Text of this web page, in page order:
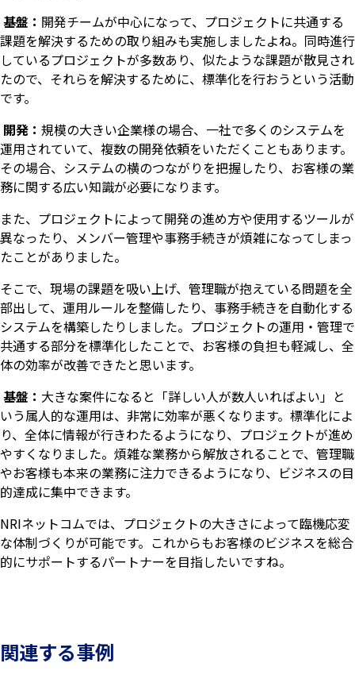
基盤： 開発チームが中心になって、プロジェクトに共通する
課題を解決するための取り組みも実施しましたよね。同時進行
しているプロジェクトが多数あり、似たような課題が散見され
たので、それらを解決するために、標準化を行おうという活動
です。
開発： 規模の大きい企業様の場合、一社で多くのシステムを
運用されていて、複数の開発依頼をいただくこともあります。
その場合、システムの横のつながりを把握したり、お客様の業
務に関する広い知識が必要になります。
また、プロジェクトによって開発の進め方や使用するツールが
異なったり、メンバー管理や事務手続きが煩雑になってしまっ
たことがありました。
そこで、現場の課題を吸い上げ、管理職が抱えている問題を全
部出して、運用ルールを整備したり、事務手続きを自動化する
システムを構築したりしました。プロジェクトの運用・管理で
共通する部分を標準化したことで、お客様の負担も軽減し、全
体の効率が改善できたと思います。
基盤： 大きな案件になると「詳しい人が数人いればよい」と
いう属人的な運用は、非常に効率が悪くなります。標準化によ
り、全体に情報が行きわたるようになり、プロジェクトが進め
やすくなりました。煩雑な業務から解放されることで、管理職
やお客様も本来の業務に注力できるようになり、ビジネスの目
的達成に集中できます。
NRIネットコムでは、プロジェクトの大きさによって臨機応変
な体制づくりが可能です。これからもお客様のビジネスを総合
的にサポートするパートナーを目指したいですね。
関連する事例